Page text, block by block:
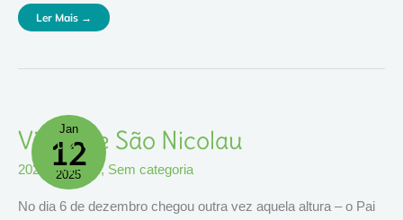
Ler Mais →
Jan
12
2025
Visita de São Nicolau
2024 ,eventos, Sem categoria
No dia 6 de dezembro chegou outra vez aquela altura – o Pai
Visita
De
São
Nicolau